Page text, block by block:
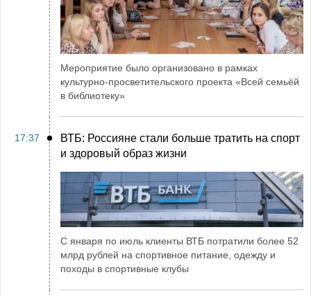
Мероприятие было организовано в рамках
культурно-просветительского проекта «Всей семьёй
в библиотеку»
17:37
ВТБ: Россияне стали больше тратить на спорт
и здоровый образ жизни
С января по июль клиенты ВТБ потратили более 52
млрд рублей на спортивное питание, одежду и
походы в спортивные клубы